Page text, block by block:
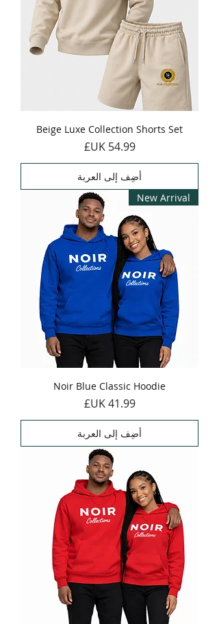
Beige Luxe Collection Shorts Set
السعر‏54.99 UK£
أضِف إلى العربة
New Arrival
Noir Blue Classic Hoodie
السعر‏41.99 UK£
أضِف إلى العربة